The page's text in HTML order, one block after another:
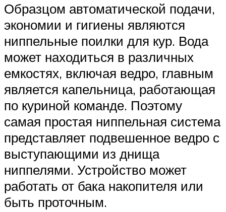
Образцом автоматической подачи,
экономии и гигиены являются
ниппельные поилки для кур. Вода
может находиться в различных
емкостях, включая ведро, главным
является капельница, работающая
по куриной команде. Поэтому
самая простая ниппельная система
представляет подвешенное ведро с
выступающими из днища
ниппелями. Устройство может
работать от бака накопителя или
быть проточным.